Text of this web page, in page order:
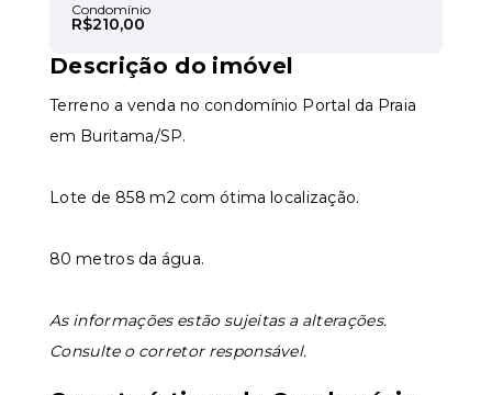
Condomínio
R$210,00
Descrição do imóvel
Terreno a venda no condomínio Portal da Praia
em Buritama/SP.
Lote de 858 m2 com ótima localização.
80 metros da água.
As informações estão sujeitas a alterações.
Consulte o corretor responsável.